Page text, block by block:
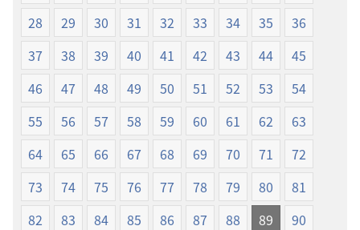
28
29 30 31 32 33 34 35
36
37
38 39 40 41 42 43 44
45
46
47 48 49 50 51 52 53
54
55
56 57 58 59 60 61 62
63
64
65 66 67 68 69 70 71
72
73
74 75 76 77 78 79 80
81
82
83 84 85 86 87 88 89
90